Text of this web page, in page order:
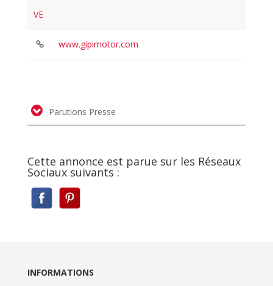
VE
www.gipimotor.com
Parutions Presse
Cette annonce est parue sur les Réseaux
Sociaux suivants :
INFORMATIONS